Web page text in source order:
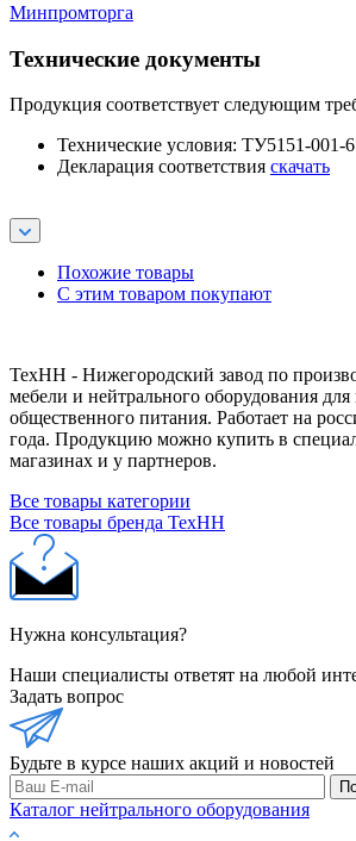
Минпромторга
Технические документы
Продукция соответствует следующим
Технические условия: ТУ5151-001-
Декларация соответствия скачать
Похожие товары
С этим товаром покупают
ТехНН - Нижегородский завод по
мебели и нейтрального оборудования
общественного питания. Работает на
года. Продукцию можно купить в
магазинах и у партнеров.
Все товары категории
Все товары бренда ТехНН
Нужна консультация?
Наши специалисты ответят на любой
Задать вопрос
Будьте в курсе наших акций и новостей
Каталог нейтрального оборудования